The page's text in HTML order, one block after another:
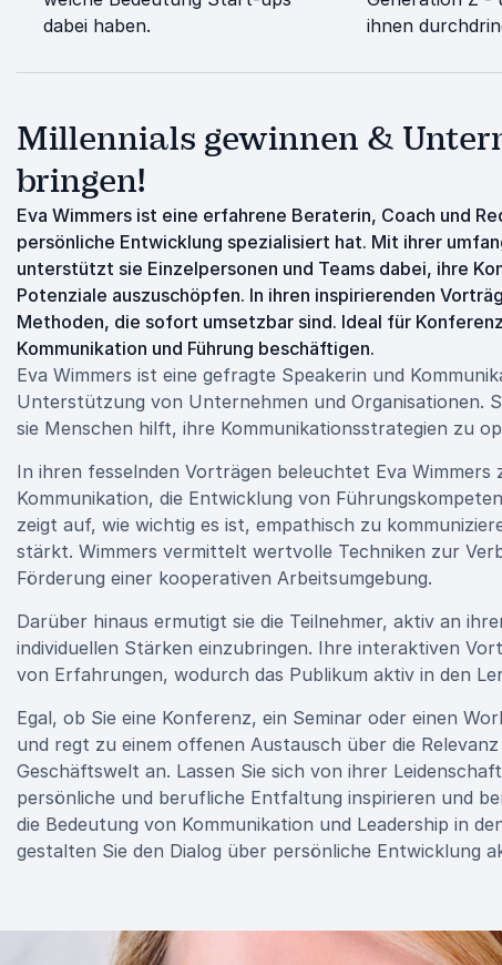
dabei haben.
ihnen
Millennials gewinnen &
bringen!
Eva Wimmers ist eine erfahrene Beraterin, Coach und
persönliche Entwicklung spezialisiert hat. Mit ihrer
unterstützt sie Einzelpersonen und Teams dabei, ihre
Potenziale auszuschöpfen. In ihren inspirierenden
Methoden, die sofort umsetzbar sind. Ideal für
Kommunikation und Führung beschäftigen.
Eva Wimmers ist eine gefragte Speakerin und
Unterstützung von Unternehmen und Organisationen.
sie Menschen hilft, ihre Kommunikationsstrategien zu
In ihren fesselnden Vorträgen beleuchtet Eva
Kommunikation, die Entwicklung von
zeigt auf, wie wichtig es ist, empathisch zu
stärkt. Wimmers vermittelt wertvolle Techniken zur
Förderung einer kooperativen Arbeitsumgebung.
Darüber hinaus ermutigt sie die Teilnehmer, aktiv an
individuellen Stärken einzubringen. Ihre interaktiven
von Erfahrungen, wodurch das Publikum aktiv in den
Egal, ob Sie eine Konferenz, ein Seminar oder einen
und regt zu einem offenen Austausch über die
Geschäftswelt an. Lassen Sie sich von ihrer
persönliche und berufliche Entfaltung inspirieren und
die Bedeutung von Kommunikation und Leadership in
gestalten Sie den Dialog über persönliche Entwicklung